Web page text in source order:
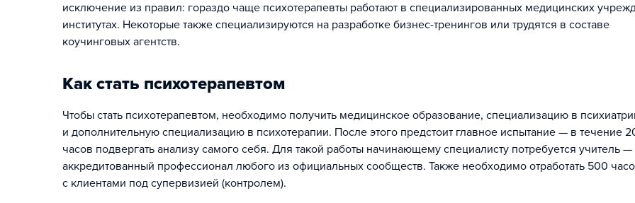
исключение из правил: гораздо чаще психотерапевты работают в специализированных медицинских
институтах. Некоторые также специализируются на разработке бизнес-тренингов или трудятся в составе
коучинговых агентств.
Как стать психотерапевтом
Чтобы стать психотерапевтом, необходимо получить медицинское образование, специализацию в
и дополнительную специализацию в психотерапии. После этого предстоит главное испытание — в течение
часов подвергать анализу самого себя. Для такой работы начинающему специалисту потребуется учитель —
аккредитованный профессионал любого из официальных сообществ. Также необходимо отработать 500
с клиентами под супервизией (контролем).